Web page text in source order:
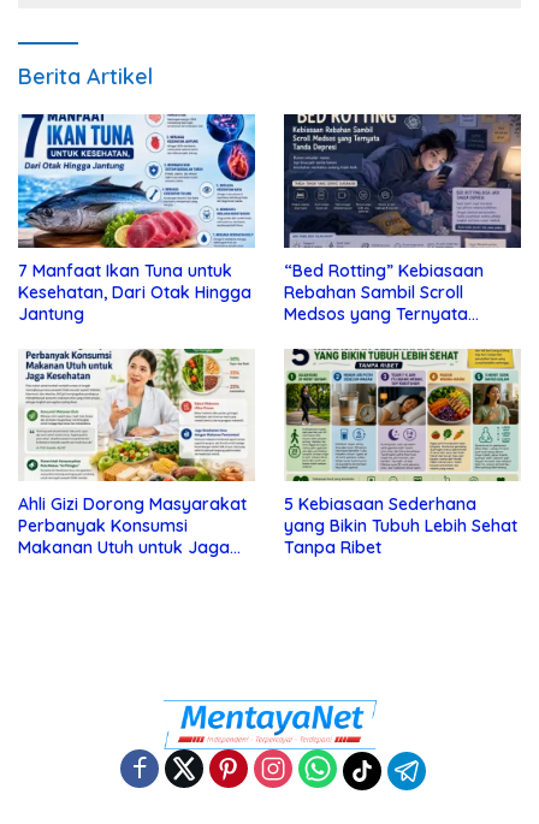
Berita Artikel
7 Manfaat Ikan Tuna untuk
Kesehatan, Dari Otak Hingga
Jantung
“Bed Rotting” Kebiasaan
Rebahan Sambil Scroll
Medsos yang Ternyata
Ahli Gizi Dorong Masyarakat
Perbanyak Konsumsi
Makanan Utuh untuk Jaga
5 Kebiasaan Sederhana
yang Bikin Tubuh Lebih Sehat
Tanpa Ribet